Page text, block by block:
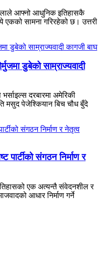
आफ्नो आधुनिक इतिहासकै
एकको सामना गरिरहेको छ। उत्तरी
डुबेको साम्राज्यवादी
दरबारमा अमेरिकी
मसुद पेजेश्कियान बिच चौध बुँदे
संगठन निर्माण र
एक अत्यन्तै संवेदनशील र
आधार निर्माण गर्ने